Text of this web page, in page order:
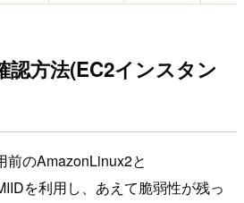
認方法(EC2インスタン
前のAmazonLinux2と
を利用し、あえて脆弱性が残っ